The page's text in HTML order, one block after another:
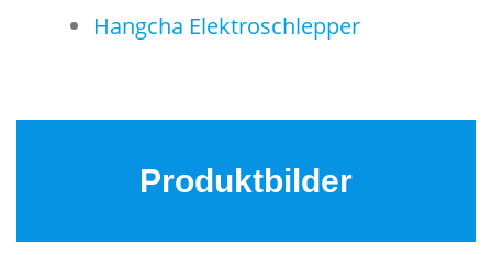
Hangcha Elektroschlepper
Produktbilder